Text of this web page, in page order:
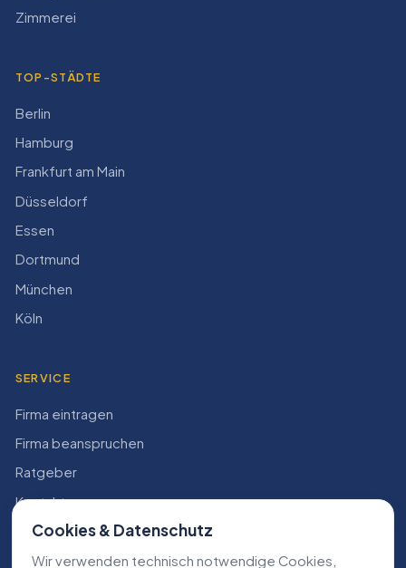
Zimmerei
TOP-STÄDTE
Berlin
Hamburg
Frankfurt am Main
Düsseldorf
Essen
Dortmund
München
Köln
SERVICE
Firma eintragen
Firma beanspruchen
Ratgeber
Kontakt
Konto
Cookies & Datenschutz
Wir verwenden technisch notwendige Cookies,